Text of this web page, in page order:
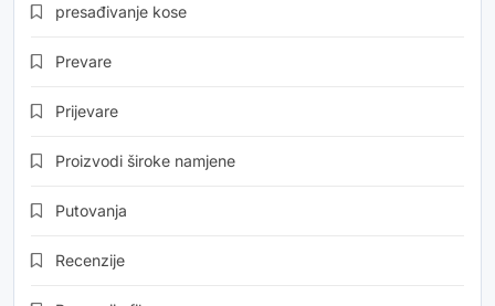
presađivanje kose
Prevare
Prijevare
Proizvodi široke namjene
Putovanja
Recenzije